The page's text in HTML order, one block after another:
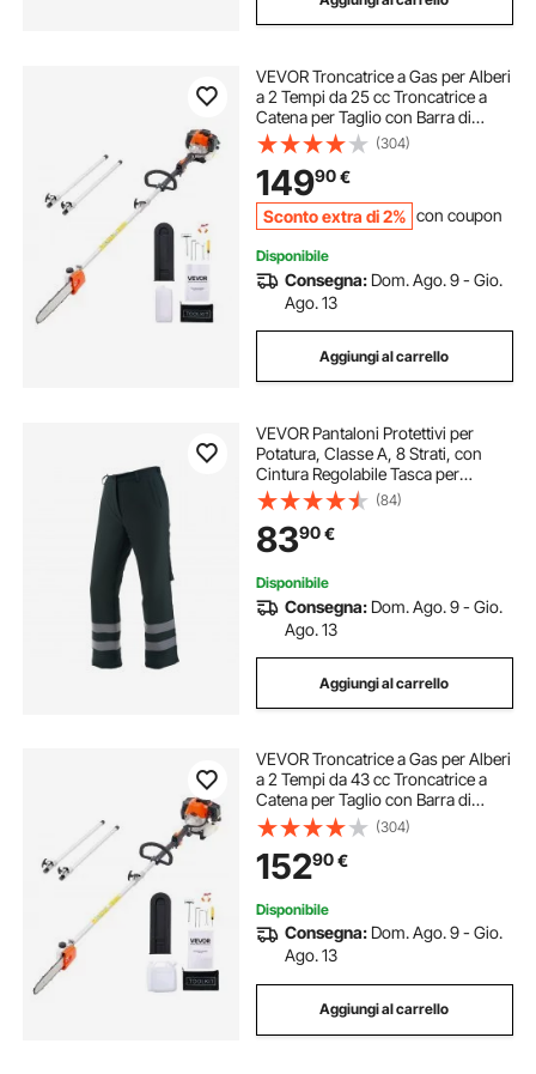
VEVOR Troncatrice a Gas per Alberi
a 2 Tempi da 25 cc Troncatrice a
Catena per Taglio con Barra di
Taglio da 30,5 cm Tagliasiepi a
Batteria con Serbatoio da 650 ml
Estensibile da 2,12 m a 3,62 m
(304)
14990€
Sconto extra di 2% con coupon
Disponibile
Consegna: Dom. Ago. 9 - Gio.
Ago. 13
Aggiungi al carrello
VEVOR Pantaloni Protettivi per
Potatura, Classe A, 8 Strati, con
Cintura Regolabile Tasca per
Attrezzi, Equipaggiamento di
Sicurezza Potatura per Boscaioli e
Lavoratori Forestali, Taglia XL
(84)
8390€
Disponibile
Consegna: Dom. Ago. 9 - Gio.
Ago. 13
Aggiungi al carrello
VEVOR Troncatrice a Gas per Alberi
a 2 Tempi da 43 cc Troncatrice a
Catena per Taglio con Barra di
Taglio da 25,4 cm Tagliasiepi a
Batteria con Serbatoio da 850 ml
Estensibile da 2,08 m a 3,58 m
(304)
15290€
Disponibile
Consegna: Dom. Ago. 9 - Gio.
Ago. 13
Aggiungi al carrello